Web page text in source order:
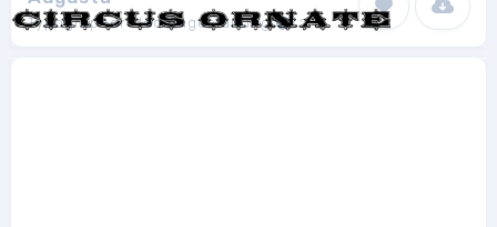
Typographer Mediengestaltung 2